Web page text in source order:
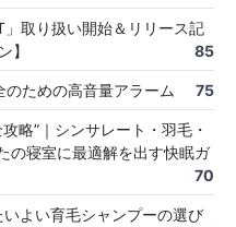
取り扱い開始＆リリース記
】
85
ための高音量アラーム 75
略”｜シンサレート・羽毛・
の寝室に最適解を出す快眠ガ
70
よい育毛シャンプーの選び